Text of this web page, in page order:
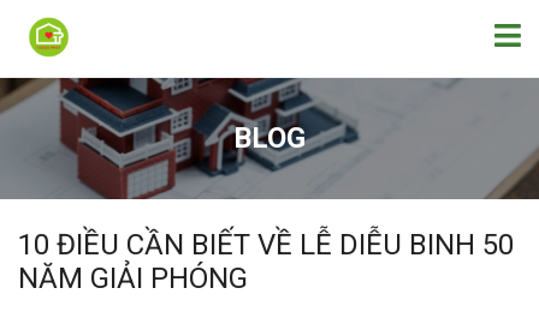
BLOG
10 ĐIỀU CẦN BIẾT VỀ LỄ DIỄU BINH 50
NĂM GIẢI PHÓNG